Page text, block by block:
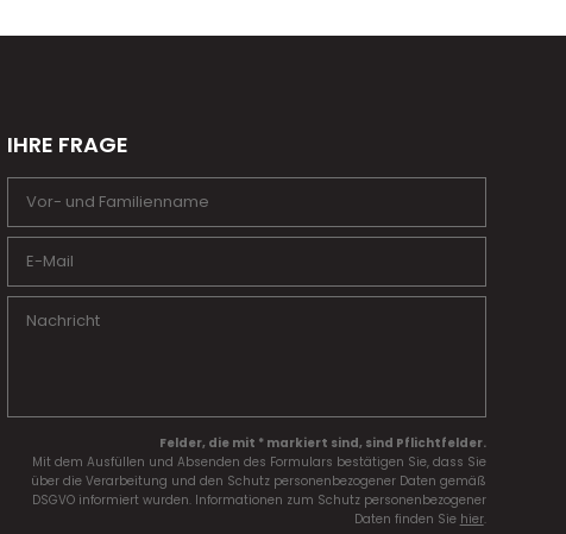
IHRE FRAGE
Felder, die mit * markiert sind, sind Pflichtfelder.
Mit dem Ausfüllen und Absenden des Formulars bestätigen Sie, dass Sie
über die Verarbeitung und den Schutz personenbezogener Daten gemäß
DSGVO informiert wurden. Informationen zum Schutz personenbezogener
Daten finden Sie hier.